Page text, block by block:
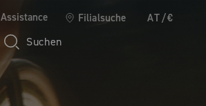
Assistance Filialsuche AT/€
Suchen